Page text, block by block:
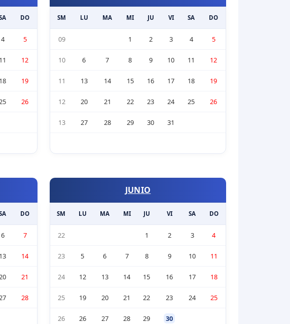
DO
4 5
11 12
18 19
25 26
SM LU MA MI JU VI SA DO
09 1 2 3 4 5
10 6 7 8 9 10 11 12
11 13 14 15 16 17 18 19
12 20 21 22 23 24 25 26
13 27 28 29 30 31
DO
6 7
13 14
21
28
JUNIO
SM LU MA MI JU VI SA DO
22 1 2 3 4
23 5 6 7 8 9 10 11
24 12 13 14 15 16 17 18
25 19 20 21 22 23 24 25
26 26 27 28 29 30